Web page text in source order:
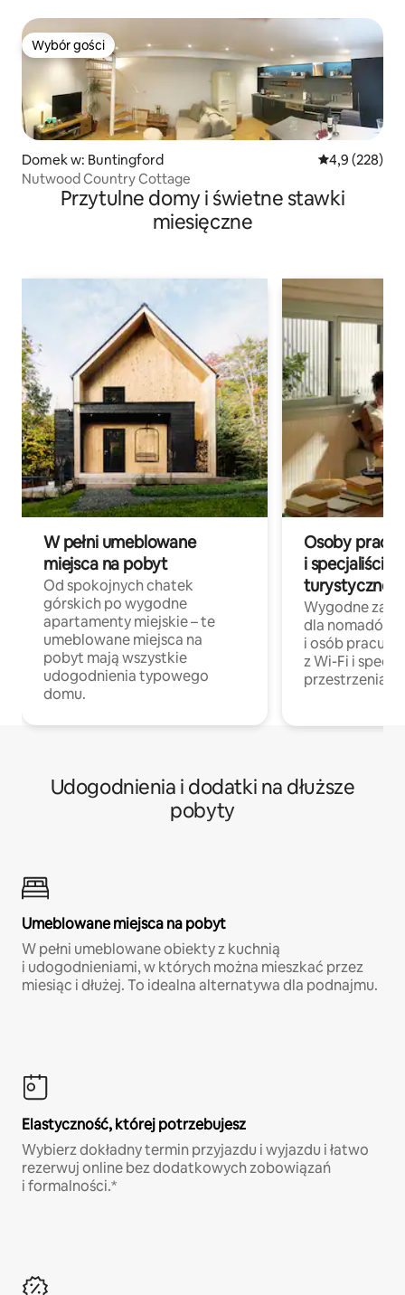
Wybór gości
Wybór gości
Domek w: Buntingford Średnia
4,9 (228)
Nutwood Country Cottage
Przytulne domy i świetne stawki
miesięczne
W pełni umeblowane
miejsca na pobyt
Od spokojnych chatek
górskich po wygodne
apartamenty miejskie – te
umeblowane miejsca na
pobyt mają wszystkie
udogodnienia typowego
domu.
Osoby
i specjaliści z
turystycznej
Wygodne
dla nomadów
i osób
z Wi-Fi i
przestrzenią
Udogodnienia i dodatki na dłuższe
pobyty
Umeblowane miejsca na pobyt
W pełni umeblowane obiekty z kuchnią
i udogodnieniami, w których można mieszkać przez
miesiąc i dłużej. To idealna alternatywa dla podnajmu.
Elastyczność, której potrzebujesz
Wybierz dokładny termin przyjazdu i wyjazdu i łatwo
rezerwuj online bez dodatkowych zobowiązań
i formalności.*